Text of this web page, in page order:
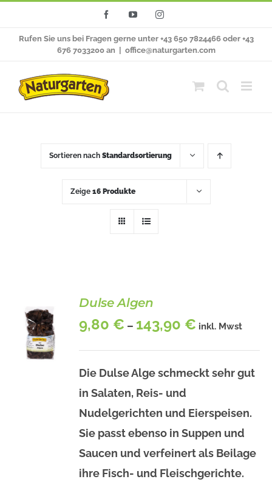
FacebookYouTubeInstagram
Rufen Sie uns bei Fragen gerne unter +43 650 7824466 oder +43
676 7033200 an
office@naturgarten.com
Sortieren nach Standardsortierung
Zeige 16 Produkte
BESCHREIBUNG
MEHRERE
VARIANTEN
Dulse Algen
9,80 € – 143,90 € inkl. Mwst
Die Dulse Alge schmeckt sehr gut
in Salaten, Reis- und
Nudelgerichten und Eierspeisen.
Sie passt ebenso in Suppen und
Saucen und verfeinert als Beilage
ihre Fisch- und Fleischgerichte.